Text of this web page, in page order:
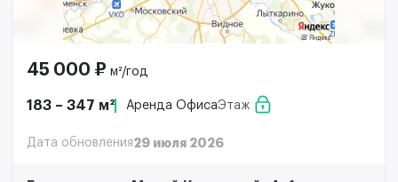
45 000 ₽ м²/год
183 – 347 м² Аренда ОфисаЭтаж
Дата обновления29 июля 2026